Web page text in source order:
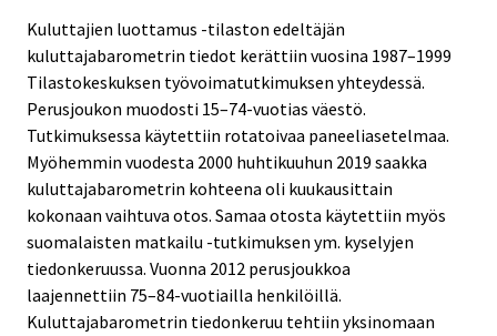
Kuluttajien luottamus -tilaston edeltäjän
kuluttajabarometrin tiedot kerättiin vuosina 1987–1999
Tilastokeskuksen työvoimatutkimuksen yhteydessä.
Perusjoukon muodosti 15–74-vuotias väestö.
Tutkimuksessa käytettiin rotatoivaa paneeliasetelmaa.
Myöhemmin vuodesta 2000 huhtikuuhun 2019 saakka
kuluttajabarometrin kohteena oli kuukausittain
kokonaan vaihtuva otos. Samaa otosta käytettiin myös
suomalaisten matkailu -tutkimuksen ym. kyselyjen
tiedonkeruussa. Vuonna 2012 perusjoukkoa
laajennettiin 75–84-vuotiailla henkilöillä.
Kuluttajabarometrin tiedonkeruu tehtiin yksinomaan